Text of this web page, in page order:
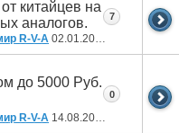
китайцев на
аналогов.
R-V-A 02.01.2025
7
до 5000 Руб.
R-V-A 14.08.2024
0